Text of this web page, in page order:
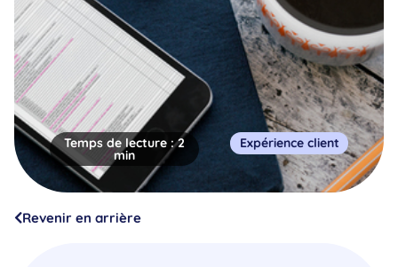
Temps de lecture :2
min
Expérience client
Revenir en arrière